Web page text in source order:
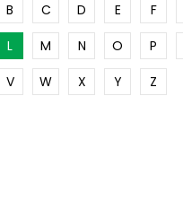
B C D E F
L M N O P
V W X Y Z